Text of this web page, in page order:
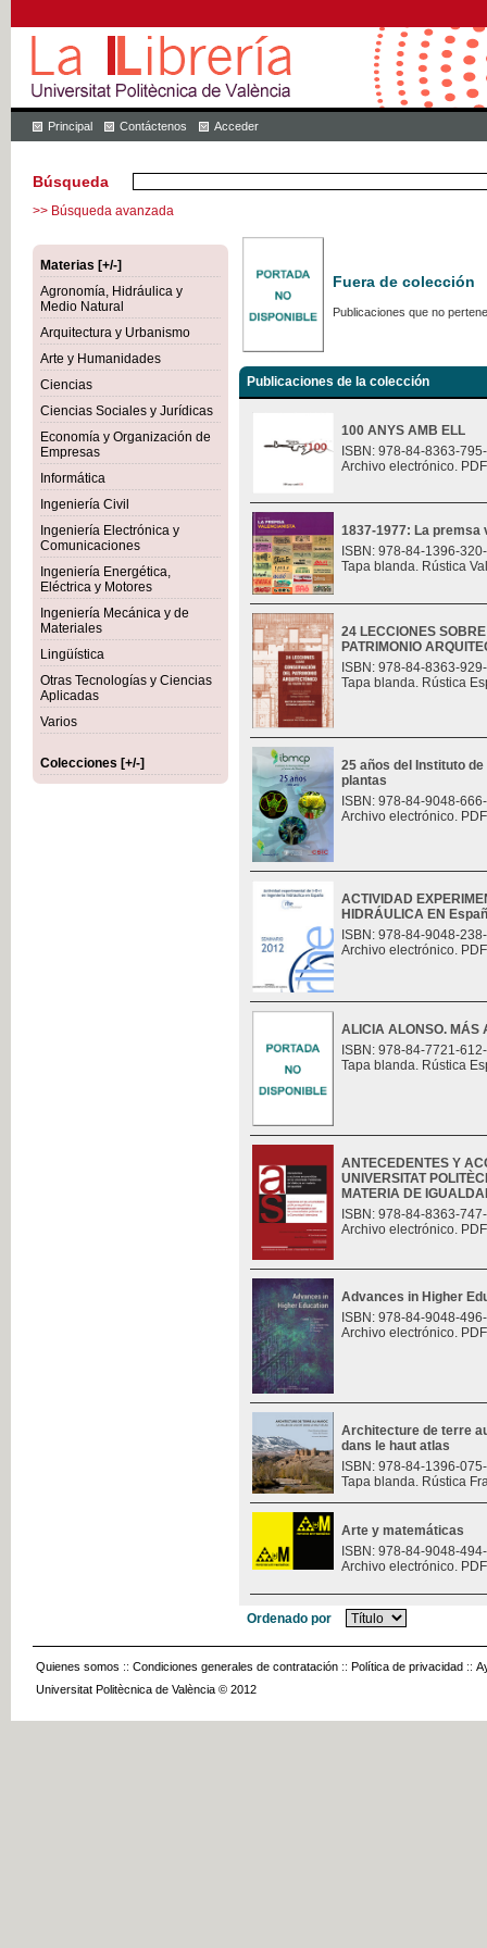
Principal Contáctenos Acceder
Búsqueda
>> Búsqueda avanzada
Materias [+/-]
Agronomía, Hidráulica y
Medio Natural
Arquitectura y Urbanismo
Arte y Humanidades
Ciencias
Ciencias Sociales y Jurídicas
Economía y Organización de
Empresas
Informática
Ingeniería Civil
Ingeniería Electrónica y
Comunicaciones
Ingeniería Energética,
Eléctrica y Motores
Ingeniería Mecánica y de
Materiales
Lingüística
Otras Tecnologías y Ciencias
Aplicadas
Varios
Colecciones [+/-]
Fuera de colección
Publicaciones que no
Publicaciones de la colección
100 ANYS AMB ELL
ISBN: 978-84-8363-
Archivo electrónico.
1837-1977: La premsa
ISBN: 978-84-1396-
Tapa blanda. Rústica
24 LECCIONES
PATRIMONIO
ISBN: 978-84-8363-
Tapa blanda. Rústica
25 años del Instituto
plantas
ISBN: 978-84-9048-
Archivo electrónico.
ACTIVIDAD
HIDRÁULICA EN
ISBN: 978-84-9048-
Archivo electrónico.
ALICIA ALONSO. MÁS
ISBN: 978-84-7721-
Tapa blanda. Rústica
ANTECEDENTES Y
UNIVERSITAT
MATERIA DE
ISBN: 978-84-8363-
Archivo electrónico.
Advances in Higher
ISBN: 978-84-9048-
Archivo electrónico.
Architecture de terre
dans le haut atlas
ISBN: 978-84-1396-
Tapa blanda. Rústica
Arte y matemáticas
ISBN: 978-84-9048-
Archivo electrónico.
Ordenado por
Quienes somos :: Condiciones generales de contratación :: Política de privacidad ::
Universitat Politècnica de València © 2012